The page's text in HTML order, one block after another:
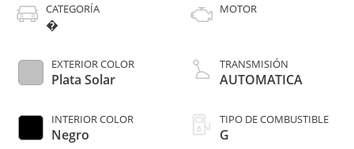
CATEGORÍA
�
EXTERIOR COLOR
Plata Solar
INTERIOR COLOR
Negro
MOTOR
TRANSMISIÓN
AUTOMATICA
TIPO DE COMBUSTIBLE
G